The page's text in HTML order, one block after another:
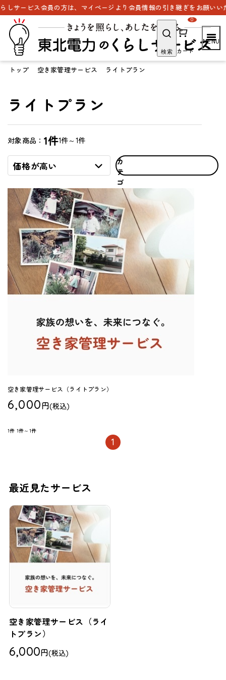
ービス会員の方は、マイページより会員情報の引き継ぎをお願いいた
検索 カート
0
トップ 空き家管理サービス ライトプラン
ライトプラン
対象商品： 1件1件～1件
価格が高い
カ
テ
ゴ
リ
探
す
空き家管理サービス（ライトプラン）
6,000円(税込)
1件 1件～1件
1
最近見たサービス
空き家管理サービス（ライ
トプラン）
6,000円(税込)